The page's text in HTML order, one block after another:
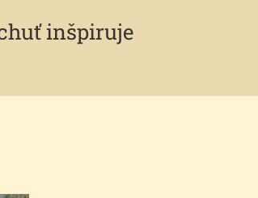
inšpiruje